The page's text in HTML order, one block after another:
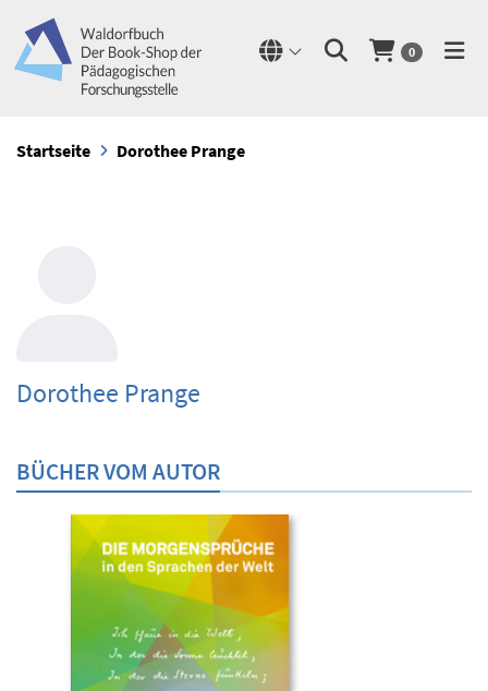
0
Startseite Dorothee Prange
Dorothee Prange
BÜCHER VOM AUTOR